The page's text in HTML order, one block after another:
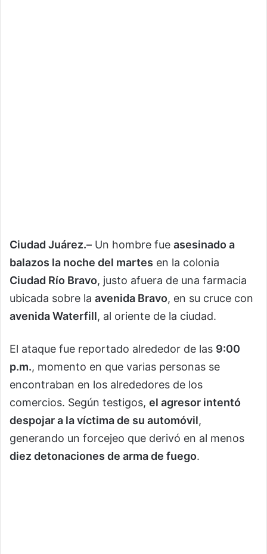
Ciudad Juárez.– Un hombre fue asesinado a
balazos la noche del martes en la colonia
Ciudad Río Bravo, justo afuera de una farmacia
ubicada sobre la avenida Bravo, en su cruce con
avenida Waterfill, al oriente de la ciudad.
El ataque fue reportado alrededor de las 9:00
p.m., momento en que varias personas se
encontraban en los alrededores de los
comercios. Según testigos, el agresor intentó
despojar a la víctima de su automóvil,
generando un forcejeo que derivó en al menos
diez detonaciones de arma de fuego.